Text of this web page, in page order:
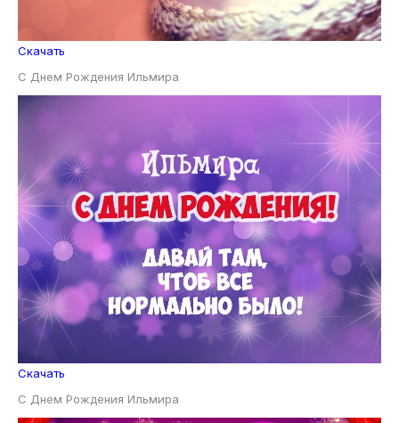
Скачать
С Днем Рождения Ильмира
Скачать
С Днем Рождения Ильмира